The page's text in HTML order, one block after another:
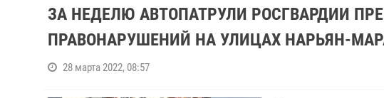
ЗА НЕДЕЛЮ АВТОПАТРУЛИ РОСГВАРДИИ
ПРАВОНАРУШЕНИЙ НА УЛИЦАХ НАРЬЯН-
28 марта 2022, 08:57